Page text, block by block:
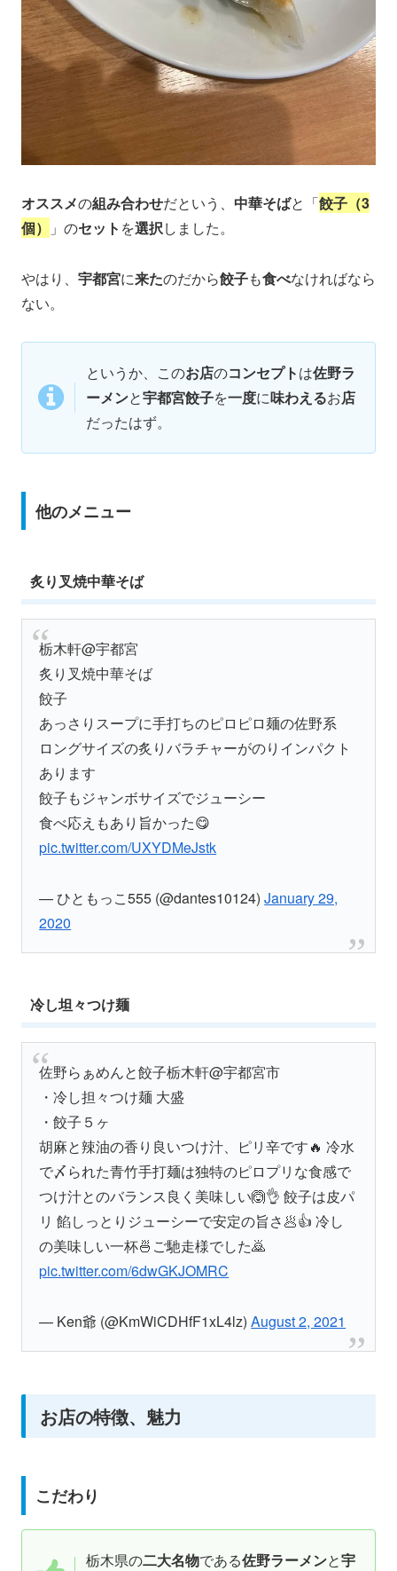
オススメの組み合わせだという、 中華そばと「餃子（3
個）
」のセット を選択しました。
やはり、 宇都宮に来たのだから餃子も食べなければなら
ない。
というか、このお店のコンセプトは佐野ラ
ーメンと宇都宮餃子を一度に味わえるお店
だったはず。
他のメニュー
炙り叉焼中華そば
栃木軒@宇都宮
炙り叉焼中華そば
餃子
あっさりスープに手打ちのピロピロ麺の佐野系
ロングサイズの炙りバラチャーがのりインパクト
あります
餃子もジャンボサイズでジューシー
食べ応えもあり旨かった😋
pic.twitter.com/UXYDMeJstk
— ひともっこ555 (@dantes10124)January 29,
2020
冷し坦々つけ麺
佐野らぁめんと餃子栃木軒@宇都宮市
・冷し担々つけ麺 大盛
・餃子５ヶ
胡麻と辣油の香り良いつけ汁、ピリ辛です🔥 冷水
で〆られた青竹手打麺は独特のピロプリな食感で
つけ汁とのバランス良く美味しい🙆👌 餃子は皮パ
リ 餡しっとりジューシーで安定の旨さ🥟👍 冷し
の美味しい一杯🍜ご馳走様でした🙇
pic.twitter.com/6dwGKJOMRC
— Ken爺 (@KmWiCDHfF1xL4lz)August 2, 2021
お店の特徴、魅力
こだわり
栃木県の二大名物である佐野ラーメンと宇